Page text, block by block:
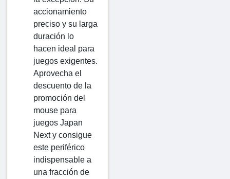
accionamiento
preciso y su larga
duración lo
hacen ideal para
juegos exigentes.
Aprovecha el
descuento de la
promoción del
mouse para
juegos Japan
Next y consigue
este periférico
indispensable a
una fracción de